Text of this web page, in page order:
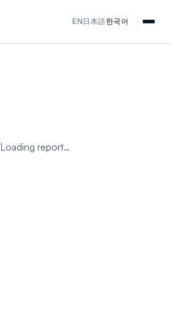
EN 日本語한국어
Loading report…